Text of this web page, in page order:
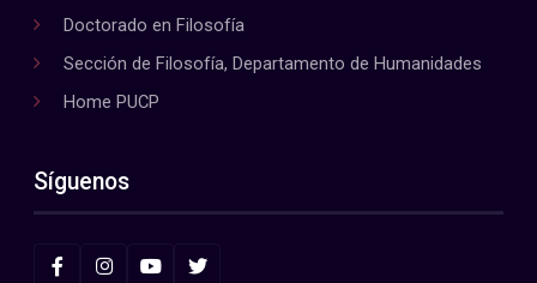
Doctorado en Filosofía
Sección de Filosofía, Departamento de Humanidades
Home PUCP
Síguenos